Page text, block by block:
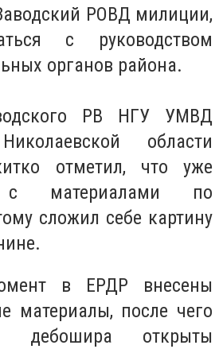
РОВД милиции,
с руководством
органов района.
РВ НГУ УМВД
области
отметил, что уже
с материалами по
сложил себе картину
в ЕРДР внесены
материалы, после чего
дебошира открыты